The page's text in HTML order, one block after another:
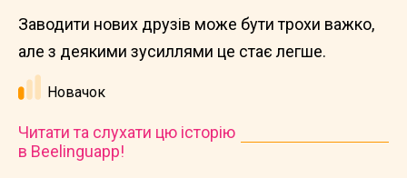
Заводити нових друзів може бути трохи важко,
але з деякими зусиллями це стає легше.
Новачок
Читати та слухати цю історію
в Beelinguapp!